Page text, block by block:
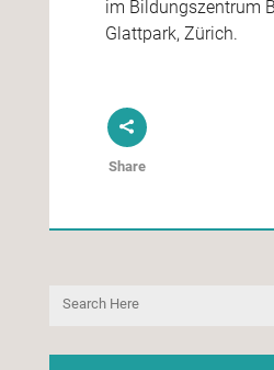
im Bildungszentrum
Glattpark, Zürich.
Share